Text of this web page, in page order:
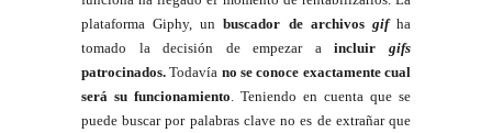
plataforma Giphy, un buscador de archivos gif ha
tomado la decisión de empezar aincluirgifs
patrocinados. Todavía no se conoce exactamente cual
será su funcionamiento. Teniendo en cuenta que se
puede buscar por palabras clave no es de extrañar que